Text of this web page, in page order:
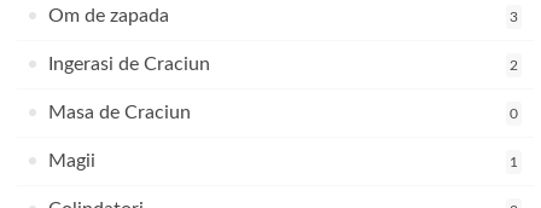
Om de zapada 3
Ingerasi de Craciun 2
Masa de Craciun 0
Magii 1